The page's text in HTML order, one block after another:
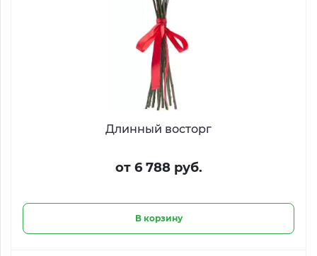
Длинный восторг
от 6 788 руб.
В корзину